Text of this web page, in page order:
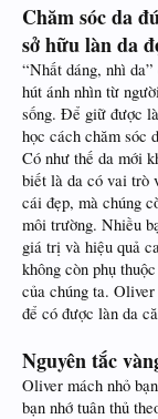
Chăm sóc da
sở hữu làn da
“Nhất dáng, nhì
hút ánh nhìn từ
sống. Để giữ được
học cách chăm sóc
Có như thế da mới
biết là da có vai trò
cái đẹp, mà chúng
môi trường. Nhiều
giá trị và hiệu quả
không còn phụ
của chúng ta.
để có được làn da
Nguyên tắc
Oliver mách nhỏ
bạn nhớ tuân thủ